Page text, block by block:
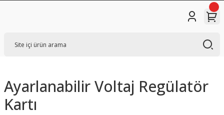
Ayarlanabilir Voltaj Regülatör
Kartı